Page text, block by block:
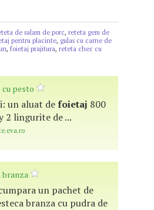
de salam de porc, reteta gem de
pentru placinte, gulas cu carne de
, foietaj prajitura, reteta chec cu
pesto
un aluat defoietaj 800
2 lingurite de ...
branza
un pachet de
branza cu pudra de